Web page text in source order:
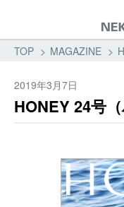
TOP MAGAZINE
2019年3月7日
HONEY 24号